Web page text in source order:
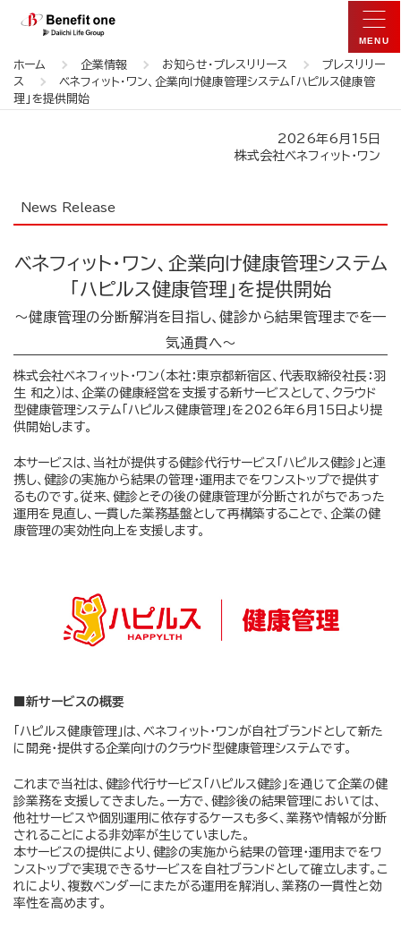
ホーム 企業情報 お知らせ・プレスリリース
プレスリリー
ス
ベネフィット・ワン、企業向け健康管理システム「ハピルス健康管
理」を提供開始
News Release
2026年6月15日
株式会社ベネフィット・ワン
ベネフィット・ワン、企業向け健康管理システム
「ハピルス健康管理」を提供開始
～健康管理の分断解消を目指し、健診から結果管理までを一
気通貫へ～
株式会社ベネフィット・ワン（本社：東京都新宿区、代表取締役社長：羽
生 和之）は、企業の健康経営を支援する新サービスとして、クラウド
型健康管理システム「ハピルス健康管理」を2026年6月15日より提
供開始します。
本サービスは、当社が提供する健診代行サービス「ハピルス健診」と連
携し、健診の実施から結果の管理・運用までをワンストップで提供す
るものです。従来、健診とその後の健康管理が分断されがちであった
運用を見直し、一貫した業務基盤として再構築することで、企業の健
康管理の実効性向上を支援します。
■新サービスの概要
「ハピルス健康管理」は、ベネフィット・ワンが自社ブランドとして新た
に開発・提供する企業向けのクラウド型健康管理システムです。
これまで当社は、健診代行サービス「ハピルス健診」を通じて企業の健
診業務を支援してきました。一方で、健診後の結果管理においては、
他社サービスや個別運用に依存するケースも多く、業務や情報が分断
されることによる非効率が生じていました。
本サービスの提供により、健診の実施から結果の管理・運用までをワ
ンストップで実現できるサービスを自社ブランドとして確立します。こ
れにより、複数ベンダーにまたがる運用を解消し、業務の一貫性と効
率性を高めます。